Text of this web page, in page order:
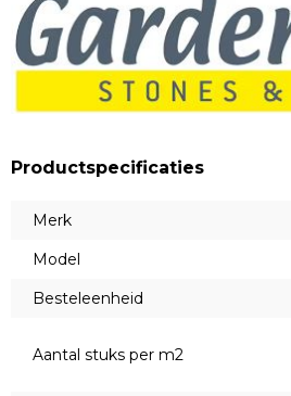
Productspecificaties
Merk
Model
Besteleenheid
Aantal stuks per m2